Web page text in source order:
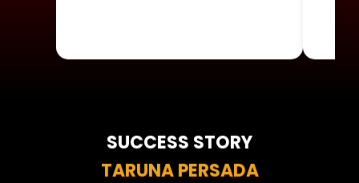
SUCCESS STORY
TARUNA PERSADA